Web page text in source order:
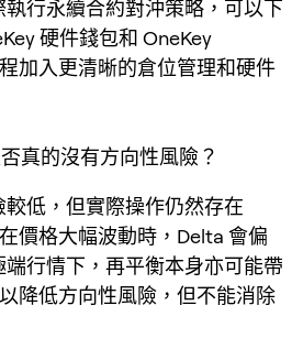
行永續合約對沖策略，可以下
硬件錢包和 OneKey
加入更清晰的倉位管理和硬件
真的沒有方向性風險？
低，但實際操作仍然存在
價格大幅波動時，Delta 會偏
行情下，再平衡本身亦可能帶
降低方向性風險，但不能消除